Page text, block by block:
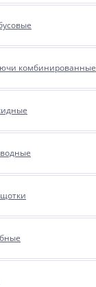
комбинированные